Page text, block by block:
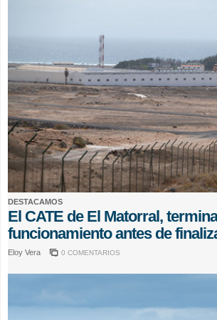
DESTACAMOS
El CATE de El Matorral,
funcionamiento antes de
Eloy Vera 0 COMENTARIOS